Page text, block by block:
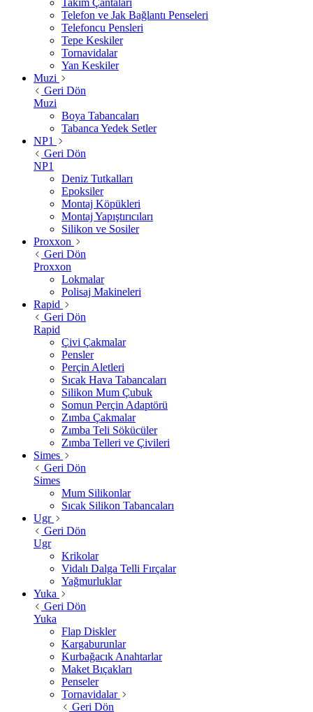
Takım Çantaları
Telefon ve Jak Bağlantı Penseleri
Telefoncu Pensleri
Tepe Keskiler
Tornavidalar
Yan Keskiler
Muzi
Geri Dön
Muzi
Boya Tabancaları
Tabanca Yedek Setler
NP1
Geri Dön
NP1
Deniz Tutkalları
Epoksiler
Montaj Köpükleri
Montaj Yapıştırıcıları
Silikon ve Sosiler
Proxxon
Geri Dön
Proxxon
Lokmalar
Polisaj Makineleri
Rapid
Geri Dön
Rapid
Çivi Çakmalar
Pensler
Perçin Aletleri
Sıcak Hava Tabancaları
Silikon Mum Çubuk
Somun Perçin Adaptörü
Zımba Çakmalar
Zımba Teli Sökücüler
Zımba Telleri ve Çivileri
Simes
Geri Dön
Simes
Mum Silikonlar
Sıcak Silikon Tabancaları
Ugr
Geri Dön
Ugr
Krikolar
Vidalı Dalga Telli Fırçalar
Yağmurluklar
Yuka
Geri Dön
Yuka
Flap Diskler
Kargaburunlar
Kurbağacık Anahtarlar
Maket Bıçakları
Penseler
Tornavidalar
Geri Dön